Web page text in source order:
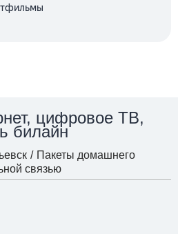
цифровое ТВ,
билайн
/ Пакеты домашнего
связью